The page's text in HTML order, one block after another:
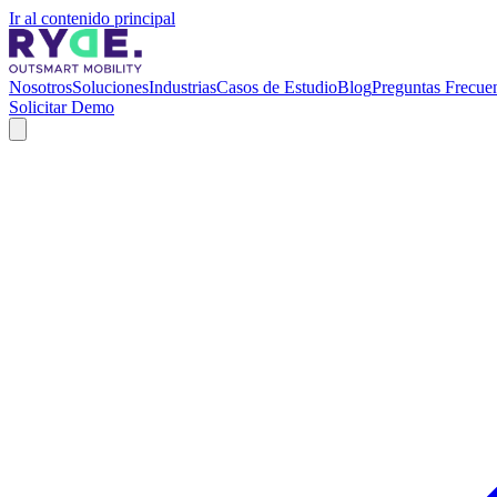
Ir al contenido principal
NosotrosSolucionesIndustriasCasos de EstudioBlogPreguntas
Solicitar Demo